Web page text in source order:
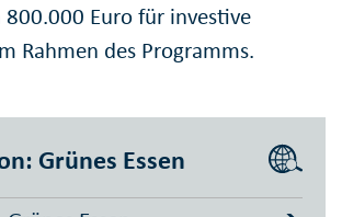
800.000 Euro für investive
Rahmen des Programms.
Grünes Essen